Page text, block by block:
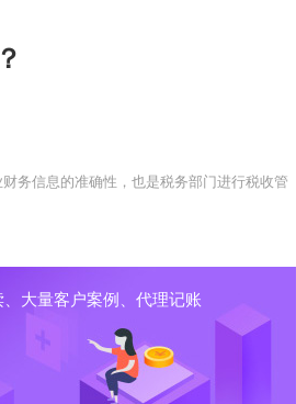
务信息的准确性，也是税务部门进行税收管
大量客户案例、代理记账